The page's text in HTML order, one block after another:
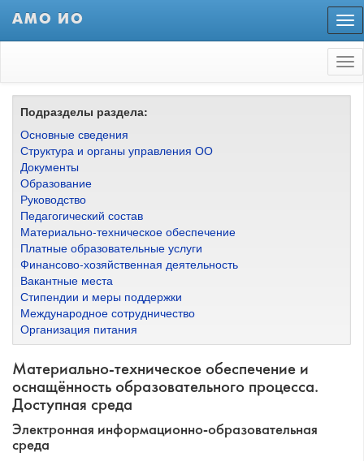
АМО ИО
Подразделы раздела:
Основные сведения
Структура и органы управления ОО
Документы
Образование
Руководство
Педагогический состав
Материально-техническое обеспечение
Платные образовательные услуги
Финансово-хозяйственная деятельность
Вакантные места
Стипендии и меры поддержки
Международное сотрудничество
Организация питания
Материально-техническое обеспечение и
оснащённость образовательного процесса.
Доступная среда
Электронная информационно-образовательная
среда